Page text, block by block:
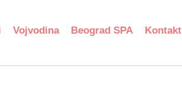
Vojvodina Beograd SPA Kontakt